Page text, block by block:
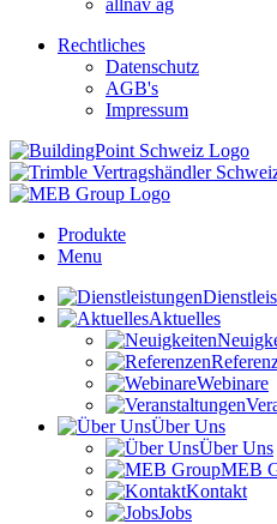
Rechtliches
Datenschutz
AGB's
Impressum
Produkte
Menu
Aktuelles
Webinare
Über Uns
Über Uns
MEB
Kontakt
Jobs